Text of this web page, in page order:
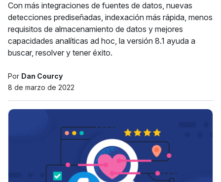
Con más integraciones de fuentes de datos, nuevas
detecciones prediseñadas, indexación más rápida, menos
requisitos de almacenamiento de datos y mejores
capacidades analíticas ad hoc, la versión 8.1 ayuda a
buscar, resolver y tener éxito.
Por Dan Courcy
8 de marzo de 2022